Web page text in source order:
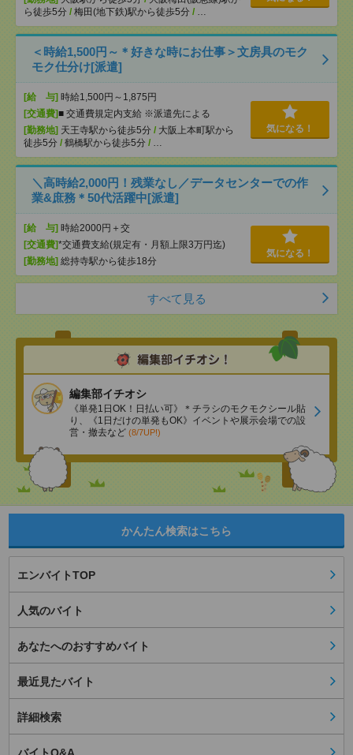
ら徒歩5分 / 梅田(地下鉄)駅から徒歩5分 / …
＜時給1,500円～＊好きな時にお仕事＞文房具のモク
モク仕分け[派遣]
[給 与] 時給1,500円～1,875円
[交通費]■ 交通費規定内支給 ※派遣先による
[勤務地] 天王寺駅から徒歩5分 / 大阪上本町駅から
徒歩5分 / 鶴橋駅から徒歩5分 / …
気になる！
＼高時給2,000円！残業なし／データセンターでの作
業&庶務＊50代活躍中[派遣]
[給 与] 時給2000円＋交
[交通費]*交通費支給(規定有・月額上限3万円迄)
[勤務地] 総持寺駅から徒歩18分
気になる！
すべて見る
編集部イチオシ
《単発1日OK！日払い可》＊チラシのモクモクシール貼
り、《1日だけの単発もOK》イベントや展示会場での設
営・撤去など (8/7UP!)
かんたん検索はこちら
エンバイトTOP
人気のバイト
あなたへのおすすめバイト
最近見たバイト
詳細検索